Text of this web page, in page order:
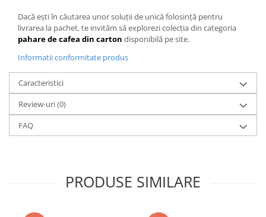
Dacă ești în căutarea unor soluții de unică folosință pentru
livrarea la pachet, te invităm să explorezi colecția din categoria
pahare de cafea din carton disponibilă pe site.
Informatii conformitate produs
Caracteristici
Review-uri(0)
FAQ
PRODUSE SIMILARE